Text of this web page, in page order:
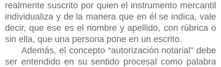
realmente suscrito por quien el instrumento mercantil
individualiza y de la manera que en él se indica, vale
decir, que ese es el nombre y apellido, con rúbrica o
sin ella, que una persona pone en un escrito.
Además, el concepto “autorización notarial” debe
ser entendido en su sentido procesal como palabra